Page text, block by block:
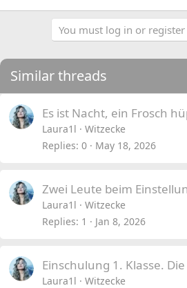
You must log in or
Similar threads
Es ist Nacht, ein Frosch
Laura1l
Witzecke
Replies 0 May 18, 2026
Zwei Leute beim
Laura1l
Witzecke
Replies 1 Jan 8, 2026
Einschulung 1. Klasse.
Laura1l
Witzecke